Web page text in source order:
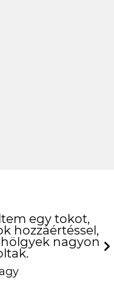
egy tokot,
hozzáértéssel,
nagyon